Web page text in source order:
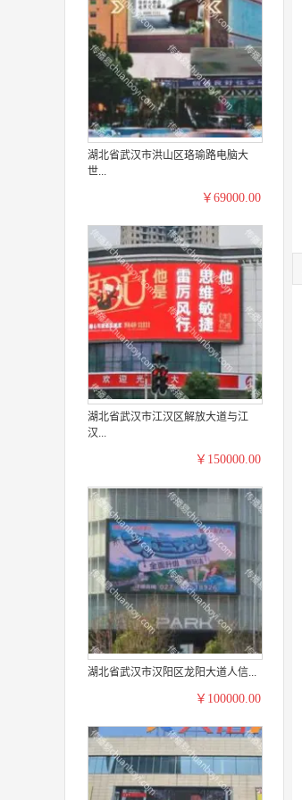
湖北省武汉市洪山区珞瑜路电脑大
世...
￥69000.00
湖北省武汉市江汉区解放大道与江
汉...
￥150000.00
湖北省武汉市汉阳区龙阳大道人信...
￥100000.00